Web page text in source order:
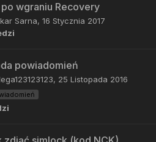
wgraniu Recovery
Sarna, 16 Stycznia 2017
powiadomień
, 25 Listopada 2016